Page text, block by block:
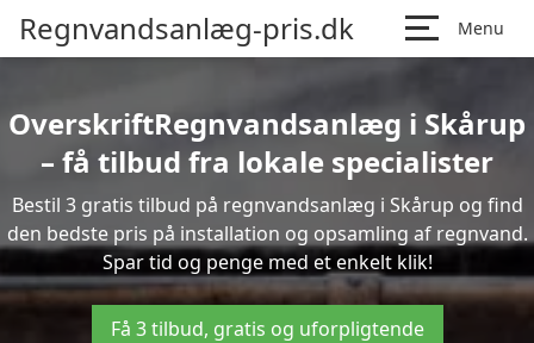
Regnvandsanlæg-pris.dk Menu
OverskriftRegnvandsanlæg i Skårup
– få tilbud fra lokale specialister
Bestil 3 gratis tilbud på regnvandsanlæg i Skårup og find
den bedste pris på installation og opsamling af regnvand.
Spar tid og penge med et enkelt klik!
Få 3 tilbud, gratis og uforpligtende